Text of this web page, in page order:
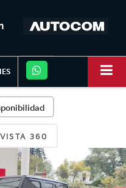
VISTA 360